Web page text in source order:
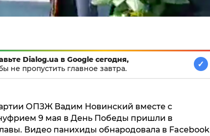
Dialog.ua в Google сегодня,
не пропустить главное завтра.
✓
ОПЗЖ Вадим Новинский вместе с
9 мая в День Победы пришли в
Видео панихиды обнародовала в Facebook